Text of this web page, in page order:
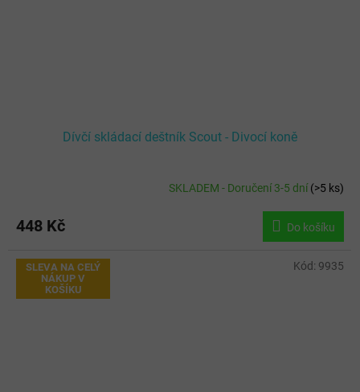
Dívčí skládací deštník Scout - Divocí koně
SKLADEM - Doručení 3-5 dní(>5 ks)
448 Kč Do košíku
SLEVA NA CELÝ
NÁKUP V
KOŠÍKU
Kód: 9935